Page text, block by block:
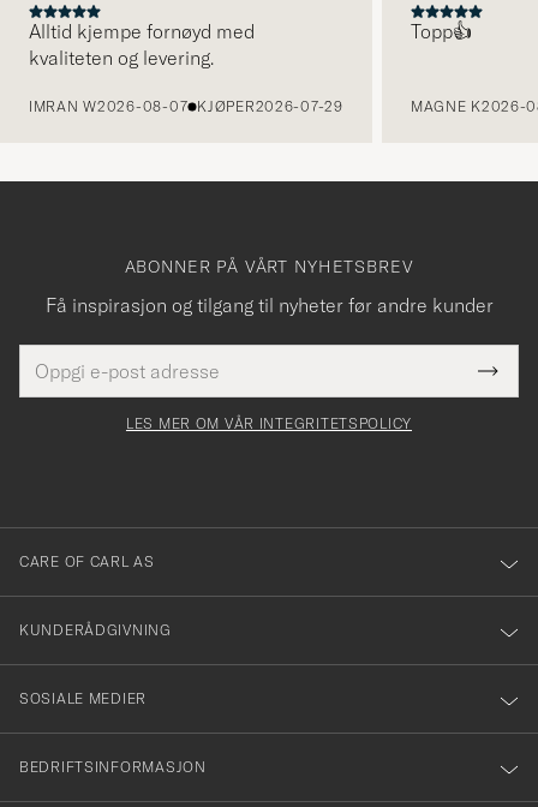
Alltid kjempe fornøyd med
kvaliteten og levering.
IMRAN W2026-08-07 KJØPER2026-07-29
Topp👍
MAGNE K2026-
ABONNER PÅ VÅRT NYHETSBREV
Få inspirasjon og tilgang til nyheter før andre kunder
postadresse
felt
Tack
för
dig
till
vårt
nyhetsbrev!
LES MER OM VÅR INTEGRITETSPOLICY
CARE OF CARL AS
KUNDERÅDGIVNING
SOSIALE MEDIER
BEDRIFTSINFORMASJON